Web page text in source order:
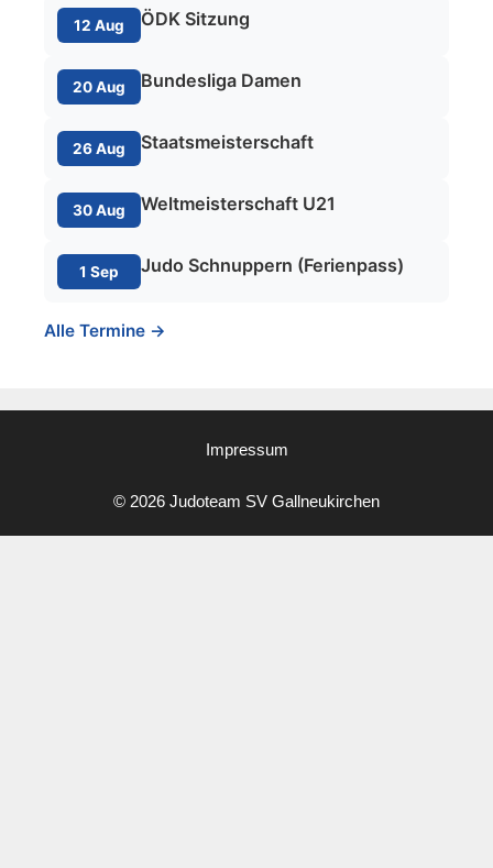
12 Aug ÖDK Sitzung
20 Aug Bundesliga Damen
26 Aug Staatsmeisterschaft
30 Aug Weltmeisterschaft U21
1 Sep Judo Schnuppern (Ferienpass)
Alle Termine →
Impressum
© 2026 Judoteam SV Gallneukirchen